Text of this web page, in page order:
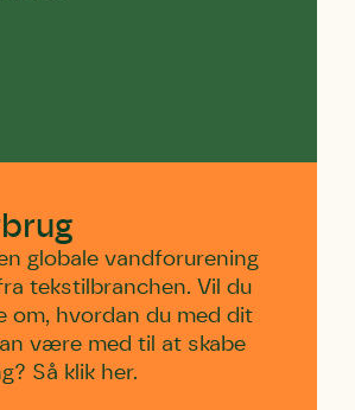
globale vandforurening
tekstilbranchen. Vil du
om, hvordan du med dit
være med til at skabe
Så klik her.